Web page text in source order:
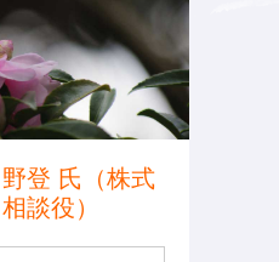
野登 氏（株式
談役）